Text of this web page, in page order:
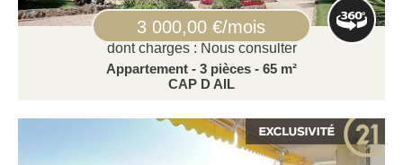
3 000,00 €/mois
dont charges : Nous consulter
Appartement - 3 pièces - 65 m²
CAP D AIL